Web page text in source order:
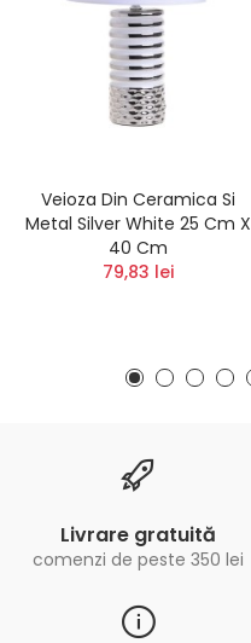
Veioza Din Ceramica Si
Metal Silver White 25 Cm X
40 Cm
79,83 lei
Livrare gratuită
comenzi de peste 350 lei